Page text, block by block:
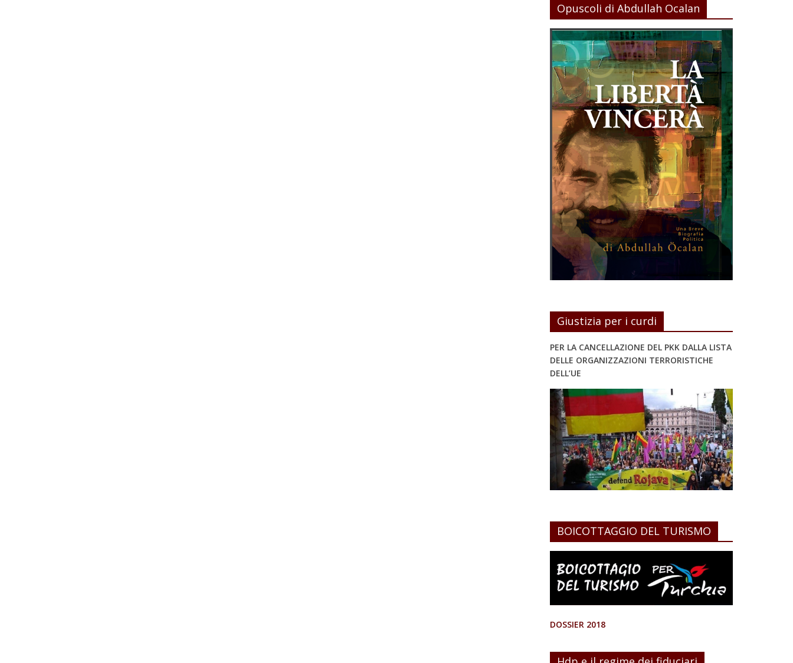
Opuscoli di Abdullah Ocalan
Giustizia per i curdi
PER LA CANCELLAZIONE DEL PKK DALLA LISTA
DELLE ORGANIZZAZIONI TERRORISTICHE
DELL’UE
BOICOTTAGGIO DEL TURISMO
DOSSIER 2018